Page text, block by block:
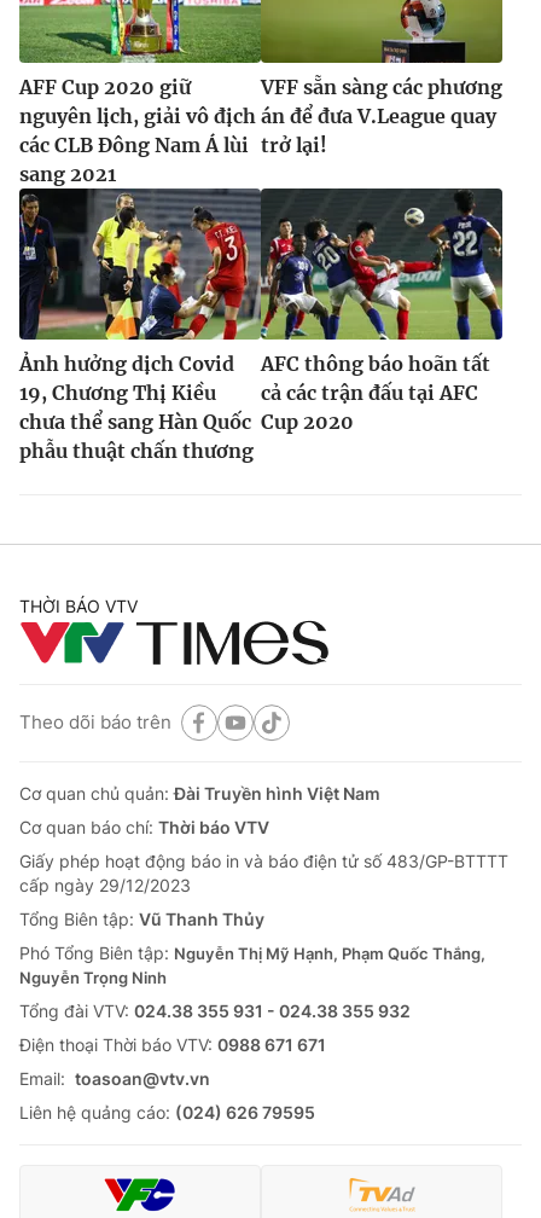
AFF Cup 2020 giữ
nguyên lịch, giải vô địch
các CLB Đông Nam Á lùi
sang 2021
VFF sẵn sàng các phương
án để đưa V.League quay
trở lại!
Ảnh hưởng dịch Covid
19, Chương Thị Kiều
chưa thể sang Hàn Quốc
phẫu thuật chấn thương
AFC thông báo hoãn tất
cả các trận đấu tại AFC
Cup 2020
THỜI BÁO VTV
Theo dõi báo trên
Cơ quan chủ quản:Đài Truyền hình Việt Nam
Cơ quan báo chí: Thời báo VTV
Giấy phép hoạt động báo in và báo điện tử số 483/GP-BTTTT
cấp ngày 29/12/2023
Tổng Biên tập: Vũ Thanh Thủy
Phó Tổng Biên tập: Nguyễn Thị Mỹ Hạnh, Phạm Quốc Thắng,
Nguyễn Trọng Ninh
Tổng đài VTV: 024.38 355 931 - 024.38 355 932
Ðiện thoại Thời báo VTV: 0988 671 671
Email: toasoan@vtv.vn
Liên hệ quảng cáo: (024) 626 79595